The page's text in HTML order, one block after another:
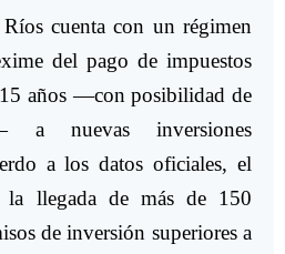
cuenta con un régimen
del pago de impuestos
años —con posibilidad de
a nuevas inversiones
a los datos oficiales, el
la llegada de más de 150
de inversión superiores a